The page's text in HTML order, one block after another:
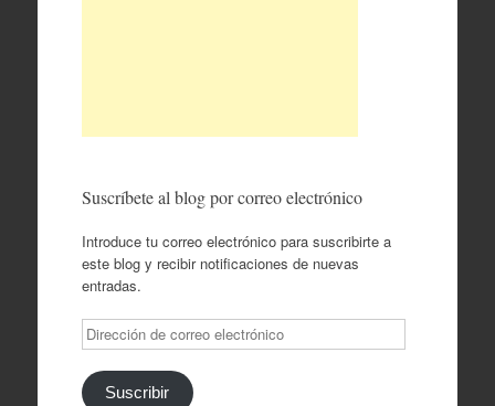
Suscríbete al blog por correo electrónico
Introduce tu correo electrónico para suscribirte a
este blog y recibir notificaciones de nuevas
entradas.
Dirección
de
correo
electrónico
Suscribir